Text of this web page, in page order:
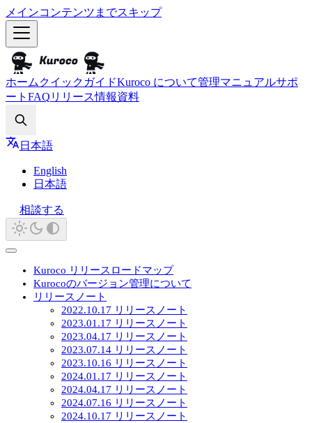
メインコンテンツまでスキップ
ホーム クイックガイドKuroco について管理マニュアルサポ
ート FAQ リリース情報資料
日本語
English
日本語
相談する
Kuroco リリースロードマップ
Kurocoのバージョン管理について
リリースノート
2022.10.17 リリースノート
2023.01.17 リリースノート
2023.04.17 リリースノート
2023.07.14 リリースノート
2023.10.16 リリースノート
2024.01.17 リリースノート
2024.04.17 リリースノート
2024.07.16 リリースノート
2024.10.17 リリースノート